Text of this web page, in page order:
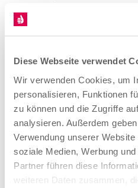
Diese Webseite verwendet
Wir verwenden Cookies, um
personalisieren, Funktionen
zu können und die Zugriffe
analysieren. Außerdem
Verwendung unserer
soziale Medien, Werbung
Partner führen diese
weiteren Daten zusammen,
Organisation des
Berufsbildung sowie
Umweltschutz und
Digitalisierte Arbeitswelt